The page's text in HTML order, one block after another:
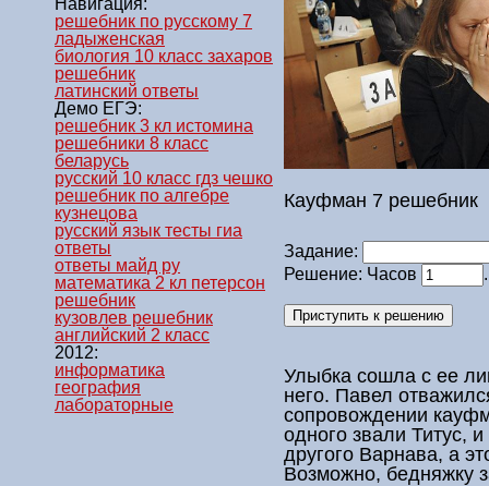
Навигация:
решебник по русскому 7
ладыженская
биология 10 класс захаров
решебник
латинский ответы
Демо ЕГЭ:
решебник 3 кл истомина
решебники 8 класс
беларусь
русский 10 класс гдз чешко
решебник по алгебре
кузнецова
русский язык тесты гиа
ответы
ответы майд ру
математика 2 кл петерсон
решебник
кузовлев решебник
английский 2 класс
2012:
информатика
география
лабораторные
Кауфман 7 решебник
Задание:
Решение: Часов
Улыбка сошла с ее
него. Павел
сопровождении
одного звали Титус,
другого Варнава, а
Возможно, бедняжку